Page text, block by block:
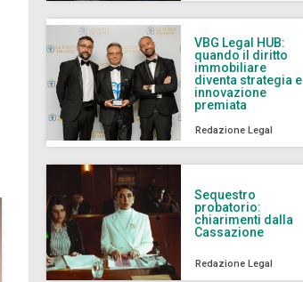
VBG Legal HUB:
quando il diritto
immobiliare
diventa strategia e
innovazione
premiata
Redazione Legal
Sequestro
probatorio:
chiarimenti dalla
Cassazione
Redazione Legal